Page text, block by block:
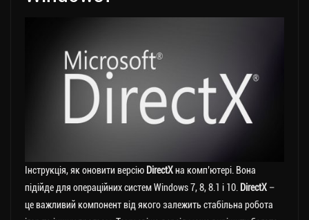
Інструкція, як оновити версію DirectXна комп’ютері. Вона
підійде для операційних систем Windows 7, 8, 8.1 і 10. DirectX –
це важливий компонент від якого залежить стабільна робота